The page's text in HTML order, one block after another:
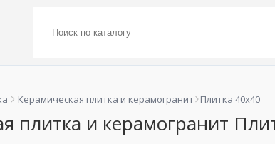
Керамическая плитка и керамогранит Плитка 40x40
плитка и керамогранит